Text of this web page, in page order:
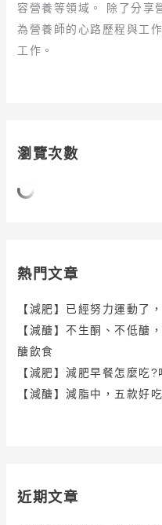
容營養等領域。 除了分享
為營養師的心路歷程與工
工作。
瀏覽次數
熱門文章
【減肥】已經努力運動了
【減醣】不生酮、不低醣
醣飲食
【減肥】減肥早餐怎麼吃
【減醣】減脂中，五款好
近期文章